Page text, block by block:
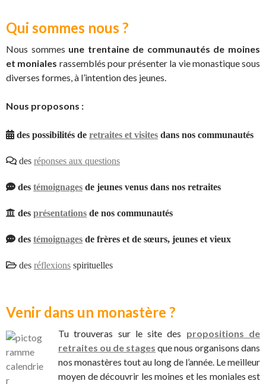
Qui sommes nous ?
Nous sommes une trentaine de communautés de moines
et moniales rassemblés pour présenter la vie monastique sous
diverses formes, à l’intention des jeunes.
Nous proposons :
des possibilités de retraites et visites dans nos communautés
des réponses aux questions
des témoignages de jeunes venus dans nos retraites
des présentations de nos communautés
des témoignages de frères et de sœurs, jeunes et vieux
des réflexions spirituelles
Venir dans un monastère ?
Tu trouveras sur le site des propositions de
retraites ou de stages que nous organisons dans
nos monastères tout au long de l’année. Le meilleur
moyen de découvrir les moines et les moniales est